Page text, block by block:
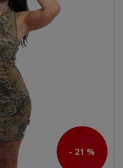
- 21 %